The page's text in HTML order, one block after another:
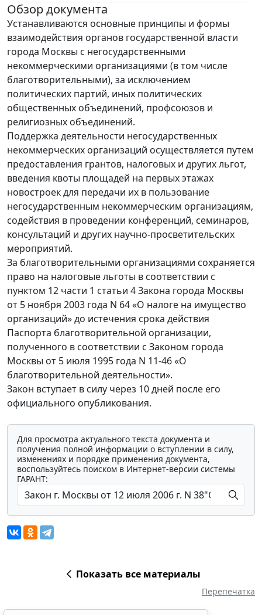
Обзор документа
Устанавливаются основные принципы и формы
взаимодействия органов государственной власти
города Москвы с негосударственными
некоммерческими организациями (в том числе
благотворительными), за исключением
политических партий, иных политических
общественных объединений, профсоюзов и
религиозных объединений.
Поддержка деятельности негосударственных
некоммерческих организаций осуществляется путем
предоставления грантов, налоговых и других льгот,
введения квоты площадей на первых этажах
новостроек для передачи их в пользование
негосударственным некоммерческим организациям,
содействия в проведении конференций, семинаров,
консультаций и других научно-просветительских
мероприятий.
За благотворительными организациями сохраняется
право на налоговые льготы в соответствии с
пунктом 12 части 1 статьи 4 Закона города Москвы
от 5 ноября 2003 года N 64 «О налоге на имущество
организаций» до истечения срока действия
Паспорта благотворительной организации,
полученного в соответствии с Законом города
Москвы от 5 июля 1995 года N 11-46 «О
благотворительной деятельности».
Закон вступает в силу через 10 дней после его
официального опубликования.
Для просмотра актуального текста документа и
получения полной информации о вступлении в силу,
изменениях и порядке применения документа,
воспользуйтесь поиском в Интернет-версии системы
ГАРАНТ:
Показать все материалы
Перепечатка